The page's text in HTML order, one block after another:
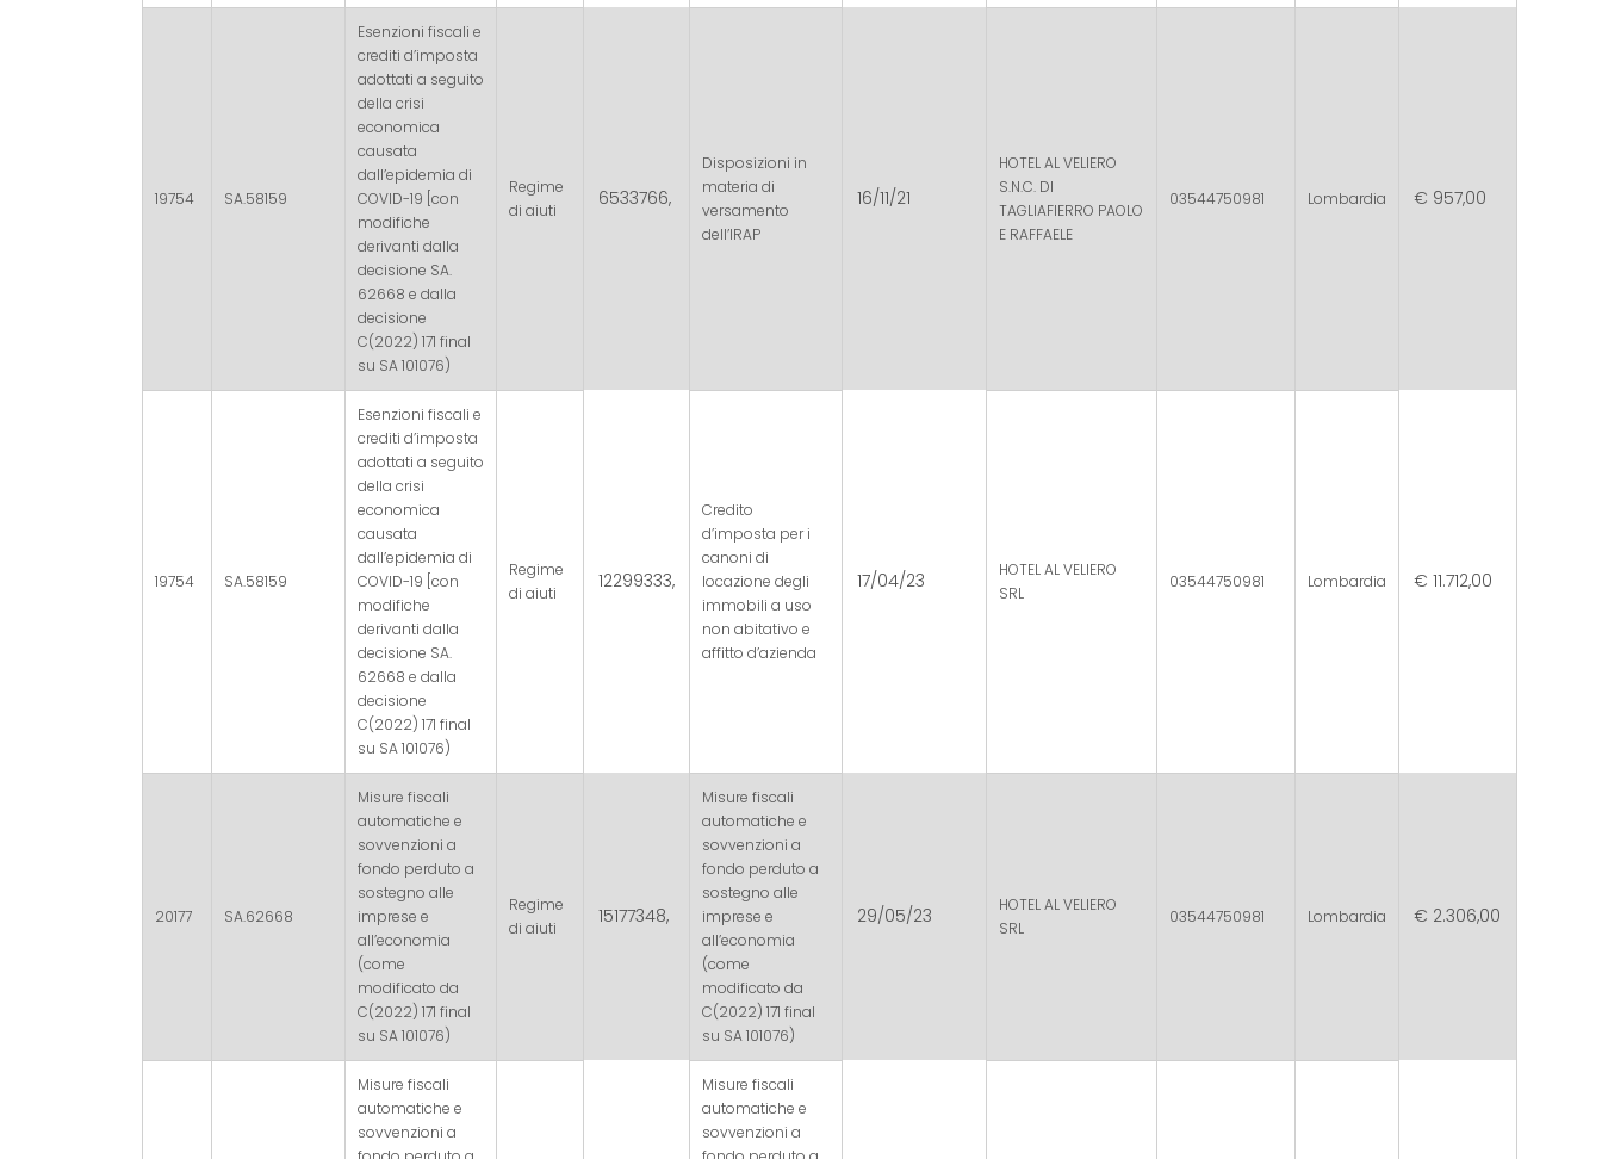
19754 SA.58159
Esenzioni fiscali e
crediti d’imposta
adottati a seguito
della crisi
economica
causata
dall’epidemia di
COVID-19 [con
modifiche
derivanti dalla
decisione SA.
62668 e dalla
decisione
C(2022) 171 final
su SA 101076)
Regime
di aiuti
6533766,
Disposizioni in
materia di
versamento
dell’IRAP
16/11/21
HOTEL AL VELIERO
S.N.C. DI
TAGLIAFIERRO PAOLO
E RAFFAELE
03544750981 Lombardia € 957,00
19754 SA.58159
Esenzioni fiscali e
crediti d’imposta
adottati a seguito
della crisi
economica
causata
dall’epidemia di
COVID-19 [con
modifiche
derivanti dalla
decisione SA.
62668 e dalla
decisione
C(2022) 171 final
su SA 101076)
Regime
di aiuti
12299333,
Credito
d’imposta per i
canoni di
locazione degli
immobili a uso
non abitativo e
affitto d’azienda
17/04/23
HOTEL AL VELIERO
SRL
03544750981 Lombardia € 11.712,00
20177 SA.62668
Misure fiscali
automatiche e
sovvenzioni a
fondo perduto a
sostegno alle
imprese e
all’economia
(come
modificato da
C(2022) 171 final
su SA 101076)
Regime
di aiuti
15177348,
Misure fiscali
automatiche e
sovvenzioni a
fondo perduto a
sostegno alle
imprese e
all’economia
(come
modificato da
C(2022) 171 final
su SA 101076)
29/05/23
HOTEL AL VELIERO
SRL
03544750981 Lombardia € 2.306,00
Misure fiscali
automatiche e
sovvenzioni a
Misure fiscali
automatiche e
sovvenzioni a